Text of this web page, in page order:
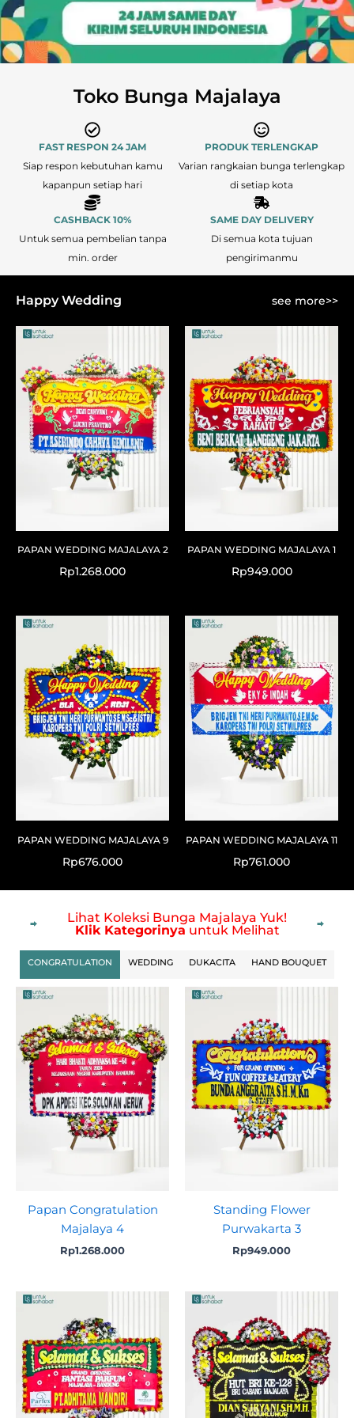
Toko Bunga Majalaya
FAST RESPON 24 JAM
Siap respon kebutuhan kamu
kapanpun setiap hari
PRODUK TERLENGKAP
Varian rangkaian bunga terlengkap
di setiap kota
CASHBACK 10%
Untuk semua pembelian tanpa
min. order
SAME DAY DELIVERY
Di semua kota tujuan
pengirimanmu
Happy Wedding see more>>
PAPAN WEDDING MAJALAYA 2
Rp1.268.000
PAPAN WEDDING MAJALAYA 1
Rp949.000
PAPAN WEDDING MAJALAYA 9
Rp676.000
PAPAN WEDDING MAJALAYA 11
Rp761.000
Lihat Koleksi Bunga Majalaya Yuk!
Klik Kategorinya untuk Melihat
CONGRATULATION WEDDING DUKACITA HAND BOUQUET
Papan Congratulation
Majalaya 4
Rp1.268.000
Standing Flower
Purwakarta 3
Rp949.000